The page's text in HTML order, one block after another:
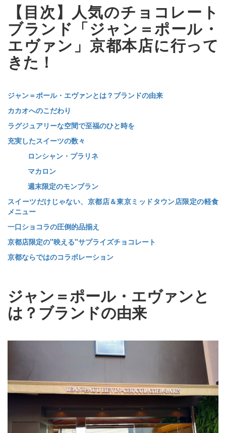
【目次】人気のチョコレート
ブランド「ジャン＝ポール・
エヴァン」京都本店に行って
きた！
ジャン＝ポール・エヴァンとは？ブランドの由来
カカオへのこだわり
ラグジュアリーな空間で至福のひと時を
充実したスイーツの数々
ロンシャン・プラリネ
マカロン
週末限定のモンブラン
スイーツだけじゃない、京都店＆東京ミッドタウン店限定の軽食
メニュー
一口ショコラの圧倒的品揃え
京都店限定の"映える"サプライズチョコレート
京都ならではのコラボレーション
ジャン＝ポール・エヴァンと
は？ブランドの由来